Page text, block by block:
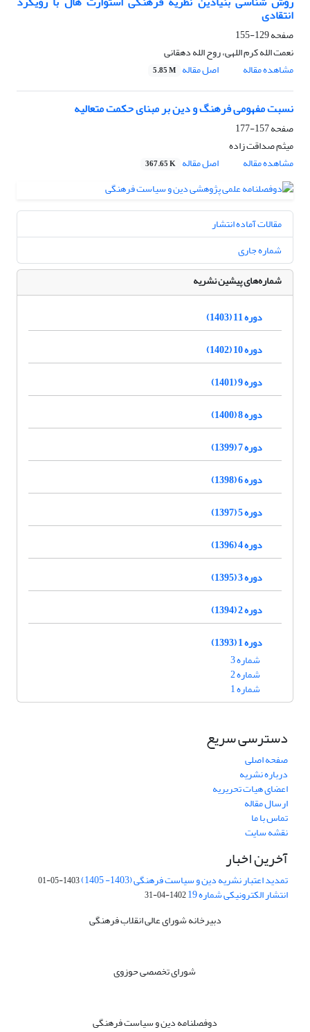
انتقادی
صفحه129-155
نعمت الله کرم اللهی، روح الله دهقانی
مشاهده مقاله
اصل مقاله 5.85 M
نسبت مفهومی فرهنگ و دین بر مبنای حکمت متعالیه
صفحه157-177
میثم صداقت زاده
مشاهده مقاله
اصل مقاله 367.65 K
مقالات آماده انتشار
شماره جاری
شماره‌های پیشین نشریه
دوره 11 (1403)
دوره 10 (1402)
دوره 9 (1401)
دوره 8 (1400)
دوره 7 (1399)
دوره 6 (1398)
دوره 5 (1397)
دوره 4 (1396)
دوره 3 (1395)
دوره 2 (1394)
دوره 1 (1393)
شماره 3
شماره 2
شماره 1
دسترسی سریع
صفحه اصلی
درباره نشریه
اعضای هیات تحریریه
ارسال مقاله
تماس با ما
نقشه سایت
آخرین اخبار
تمدید اعتبار نشریه دین و سیاست فرهنگی (1403- 1405) 1403-05-01
انتشار الکترونیکی شماره 19 1402-04-31
دبیرخانه شورای عالی انقلاب فرهنگی
شورای تخصصی حوزوی
دوفصلنامه دین و سیاست فرهنگی